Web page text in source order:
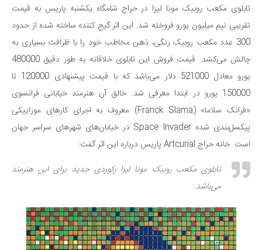
ورزش و تندرستی
روانشناسی
مراکز پزشکی و دارویی
فرهنگ و هنر
سینما و تئاتر
تلویزیون
موسیقی
چهره‌ها
عکاسی و هنرهای تجسمی
کتاب و کتاب‌خوانی
تاریخ
معماری
تابلوی مکعب روبیک مونا لیزا در حراج شامگاه یکشنبه پاریس به قیمت
تقریبی نیم میلیون یورو فروخته شد. این اثر گیج کننده ساخته شده از حدود
300 عدد مکعب روبیک رنگی، ذهن مخاطب خود را با ظرافت بسیاری به
چالش می‌کشد. قیمت فروش این تابلوی خلاقانه به طور دقیق 480000
یورو معادل 521000 دلار می‌باشد که با قیمت پیشنهادی 120000 تا
150000 یورو در ابتدا معرفی شد. خالق آن هنرمند خیابانی فرانسوی
«فرانک سلاما» (Franck Slama) معروف به اجرای کارهای موزاییکی
پیکسل‌بندی شده Space Invader در خیابان‌های شهرهای سراسر جهان
است. خانه حراج Artcurial پاریس درباره این اثر گفت:
تابلوی مکعب روبیک مونا لیزا رکوردی جدید برای این هنرمند
می‌باشد.